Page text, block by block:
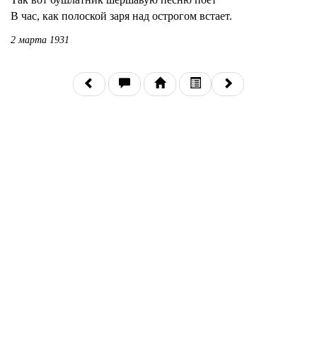
В час, как полоской заря над острогом встает.
2 марта 1931